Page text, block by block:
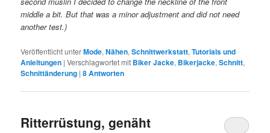
middle a bit. But that was a minor adjustment and did not need
another test.)
Veröffentlicht unterMode,Nähen,Schnittwerkstatt,Tutorials und
Anleitungen |Verschlagwortet mit Biker Jacke, Bikerjacke,Schnitt,
Schnittänderung |8Antworten
Ritterrüstung, genäht